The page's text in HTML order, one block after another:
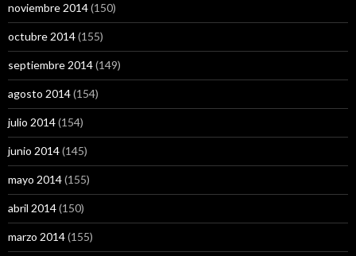
noviembre 2014(150)
octubre 2014(155)
septiembre 2014(149)
agosto 2014(154)
julio 2014(154)
junio 2014(145)
mayo 2014(155)
abril 2014(150)
marzo 2014(155)